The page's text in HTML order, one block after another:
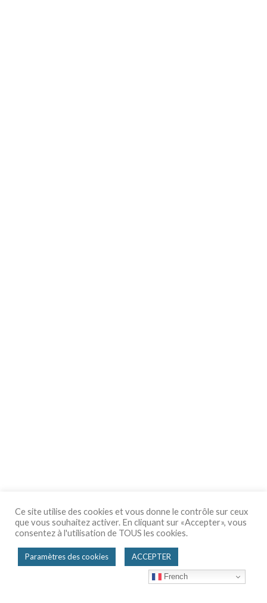
Ce site utilise des cookies et vous donne le contrôle sur ceux
que vous souhaitez activer. En cliquant sur «Accepter», vous
consentez à l'utilisation de TOUS les cookies.
Paramètres des cookies ACCEPTER
French